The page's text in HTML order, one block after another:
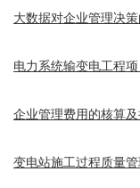
大数据对企业管理决
电力系统输变电工程
企业管理费用的核算
变电站施工过程质量